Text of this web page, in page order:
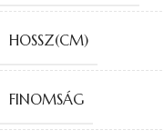
HOSSZ(CM)
FINOMSÁG